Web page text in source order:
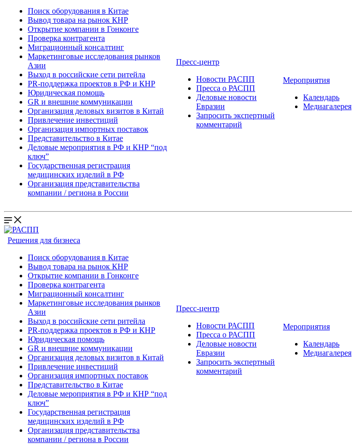
Поиск оборудования в Китае
Вывод товара на рынок КНР
Открытие компании в Гонконге
Проверка контрагента
Миграционный консалтинг
Маркетинговые исследования рынков
Азии
Выход в российские сети ритейла
PR-поддержка проектов в РФ и КНР
Юридическая помощь
GR и внешние коммуникации
Организация деловых визитов в Китай
Привлечение инвестиций
Организация импортных поставок
Представительство в Китае
Деловые мероприятия в РФ и КНР “под
ключ”
Государственная регистрация
медицинских изделий в РФ
Организация представительства
компании / региона в России
Пресс-центр
Новости РАСПП
Пресса о РАСПП
Деловые новости
Евразии
Запросить экспертный
комментарий
Мероприятия
Календарь
Медиагалерея
Решения для бизнеса
Поиск оборудования в Китае
Вывод товара на рынок КНР
Открытие компании в Гонконге
Проверка контрагента
Миграционный консалтинг
Маркетинговые исследования рынков
Азии
Выход в российские сети ритейла
PR-поддержка проектов в РФ и КНР
Юридическая помощь
GR и внешние коммуникации
Организация деловых визитов в Китай
Привлечение инвестиций
Организация импортных поставок
Представительство в Китае
Деловые мероприятия в РФ и КНР “под
ключ”
Государственная регистрация
медицинских изделий в РФ
Организация представительства
компании / региона в России
Пресс-центр
Новости РАСПП
Пресса о РАСПП
Деловые новости
Евразии
Запросить экспертный
комментарий
Мероприятия
Календарь
Медиагалерея